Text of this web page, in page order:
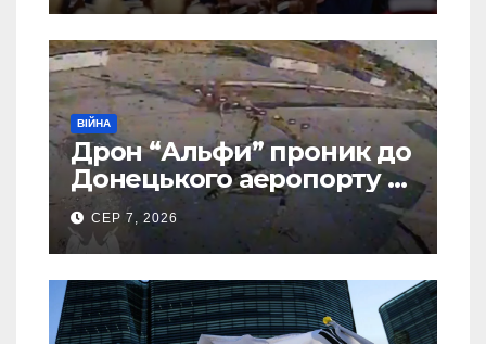
ВІЙНА
Дрон “Альфи” проник до
Донецького аеропорту та
спалив “Шахед” ще до
запуску
СЕР 7, 2026